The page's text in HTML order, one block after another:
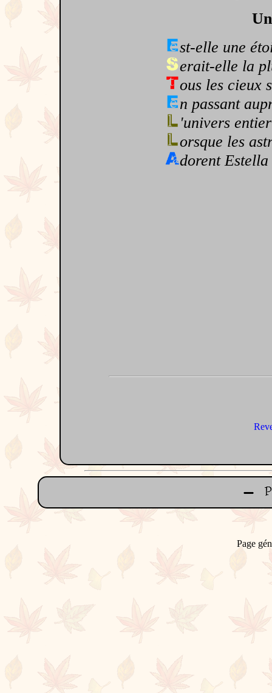
st-elle une
erait-elle la
ous les cieux
n passant
'univers
orsque les
dorent
Page